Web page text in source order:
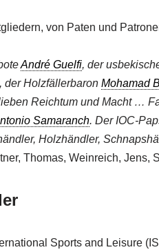
von Paten und
André Guelfi, der
der Holzfällerbaron Mohamad
Reichtum und Macht …
Samaranch. Der IOC-
Holzhändler,
Thomas, Weinreich, Jens,
Sports and Leisure